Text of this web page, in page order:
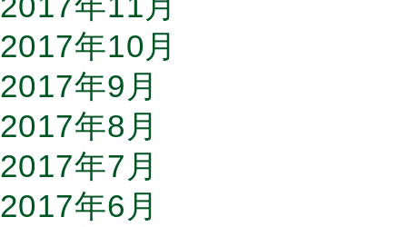
2017年10月
2017年9月
2017年8月
2017年7月
2017年6月